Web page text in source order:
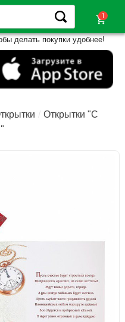
shopping_cart
делать покупки удобнее!
Открытки "С